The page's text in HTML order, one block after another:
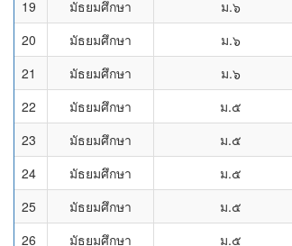
19
มัธยมศึกษา ม.๖
20
มัธยมศึกษา ม.๖
21
มัธยมศึกษา ม.๖
22
มัธยมศึกษา ม.๕
23
มัธยมศึกษา ม.๕
24
มัธยมศึกษา ม.๕
25
มัธยมศึกษา ม.๕
26
มัธยมศึกษา ม.๕